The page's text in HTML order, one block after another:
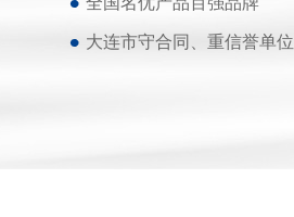
大连市守合同、重信誉单位